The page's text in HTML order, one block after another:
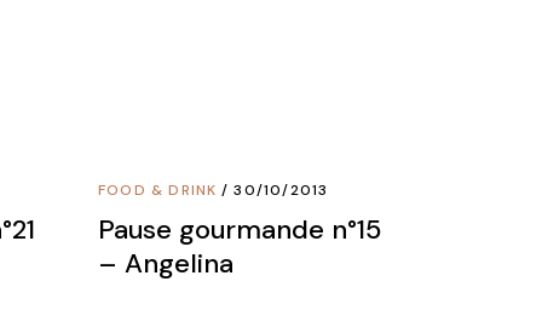
FOOD & DRINK 30/10/2013
Pause gourmande n°15
– Angelina